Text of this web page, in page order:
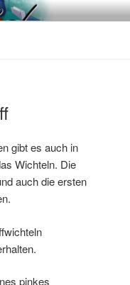
gibt es auch in
Wichteln. Die
auch die ersten
pinkes